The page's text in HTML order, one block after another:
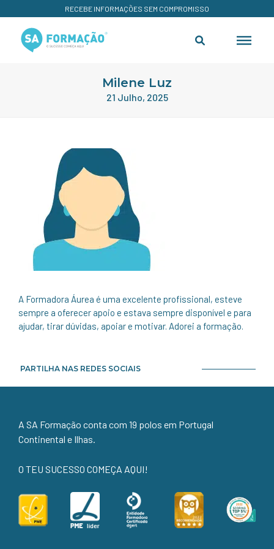
RECEBE INFORMAÇÕES SEM COMPROMISSO
Milene Luz
21 Julho, 2025
A Formadora Áurea é uma excelente profissional, esteve
sempre a oferecer apoio e estava sempre disponível e para
ajudar, tirar dúvidas, apoiar e motivar. Adorei a formação.
PARTILHA NAS REDES SOCIAIS
A SA Formação conta com 19 polos em Portugal
Continental e Ilhas.
O TEU SUCESSO COMEÇA AQUI!